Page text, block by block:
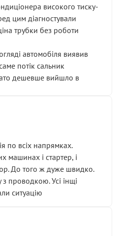
високого тиску-
цим діагностували
трубки без роботи
автомобіля виявив
потік сальник
дешевше вийшло в
по всіх напрямках.
машинах і стартер, і
До того ж дуже швидко.
з проводкою. Усі інщі
ситуацію